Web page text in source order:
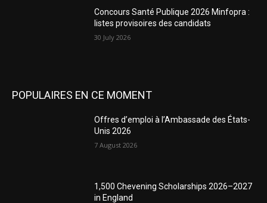
Concours Santé Publique 2026 Minfopra :
listes provisoires des candidats
30 July 2026
POPULAIRES EN CE MOMENT
Offres d’emploi à l’Ambassade des États-
Unis 2026
7 August 2026
1,500 Chevening Scholarships 2026–2027
in England